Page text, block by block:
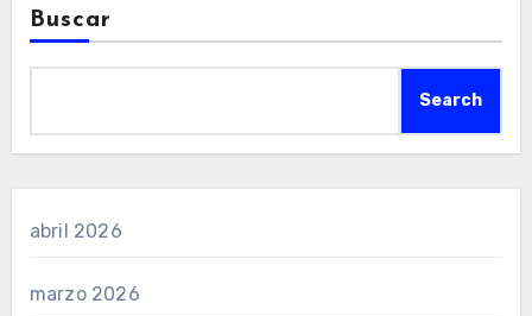
Buscar
Search
abril 2026
marzo 2026